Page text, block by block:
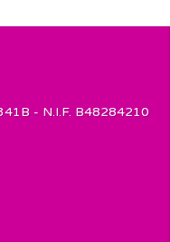
- N.I.F. B48284210